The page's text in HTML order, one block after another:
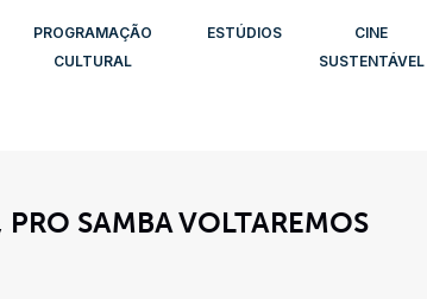
PROGRAMAÇÃO
CULTURAL
ESTÚDIOS
CINE
SUSTENTÁVEL
SAMBA VOLTAREMOS